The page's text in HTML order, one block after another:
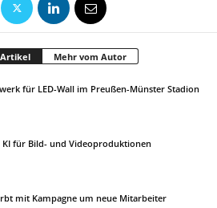
Mehr vom Autor
für LED-Wall im Preußen-Münster Stadion
KI für Bild- und Videoproduktionen
mit Kampagne um neue Mitarbeiter